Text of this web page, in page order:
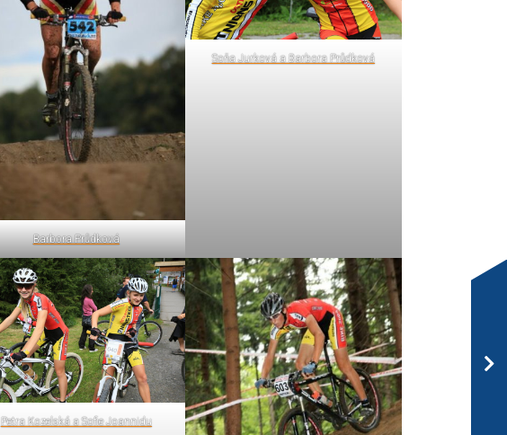
Barbora Průdková
Soňa Jurková a Barbora Průdková
Petra Kozelská a Sofie Joannidu